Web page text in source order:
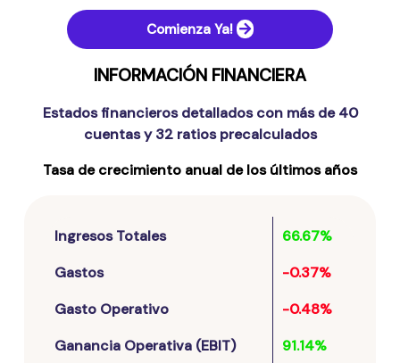
Comienza Ya!
INFORMACIÓN FINANCIERA
Estados financieros detallados con más de 40
cuentas y 32 ratios precalculados
Tasa de crecimiento anual de los últimos años
Ingresos Totales
66.67%
Gastos
-0.37%
Gasto Operativo
-0.48%
Ganancia Operativa (EBIT)
91.14%